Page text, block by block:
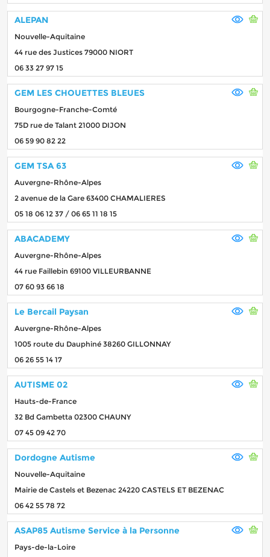
ALEPAN
Nouvelle-Aquitaine
44 rue des Justices 79000 NIORT
06 33 27 97 15
GEM LES CHOUETTES BLEUES
Bourgogne-Franche-Comté
75D rue de Talant 21000 DIJON
06 59 90 82 22
GEM TSA 63
Auvergne-Rhône-Alpes
2 avenue de la Gare 63400 CHAMALIERES
05 18 06 12 37 / 06 65 11 18 15
ABACADEMY
Auvergne-Rhône-Alpes
44 rue Faillebin 69100 VILLEURBANNE
07 60 93 66 18
Le Bercail Paysan
Auvergne-Rhône-Alpes
1005 route du Dauphiné 38260 GILLONNAY
06 26 55 14 17
AUTISME 02
Hauts-de-France
32 Bd Gambetta 02300 CHAUNY
07 45 09 42 70
Dordogne Autisme
Nouvelle-Aquitaine
Mairie de Castels et Bezenac 24220 CASTELS ET BEZENAC
06 42 55 78 72
ASAP85 Autisme Service à la Personne
Pays-de-la-Loire